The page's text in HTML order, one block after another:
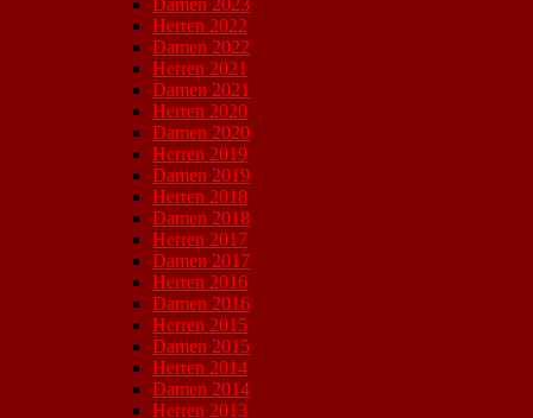
Damen 2023
Herren 2022
Damen 2022
Herren 2021
Damen 2021
Herren 2020
Damen 2020
Herren 2019
Damen 2019
Herren 2018
Damen 2018
Herren 2017
Damen 2017
Herren 2016
Damen 2016
Herren 2015
Damen 2015
Herren 2014
Damen 2014
Herren 2013